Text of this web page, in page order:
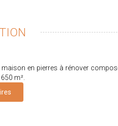
en pierres à rénover
m².